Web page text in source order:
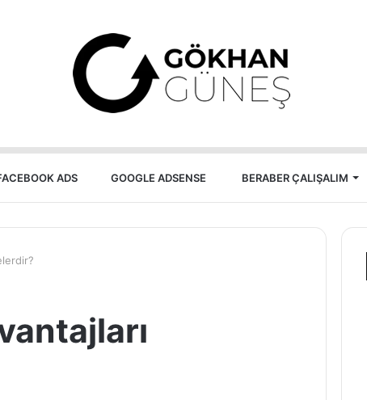
ADS GOOGLE ADSENSE BERABER ÇALIŞALIM